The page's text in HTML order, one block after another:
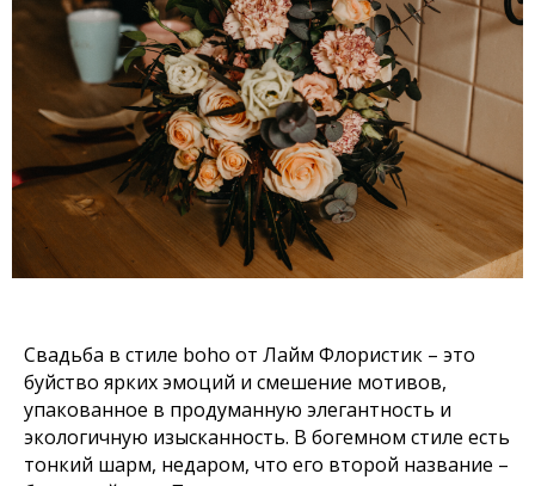
Свадьба в стиле boho от Лайм Флористик – это
буйство ярких эмоций и смешение мотивов,
упакованное в продуманную элегантность и
экологичную изысканность. В богемном стиле есть
тонкий шарм, недаром, что его второй название –